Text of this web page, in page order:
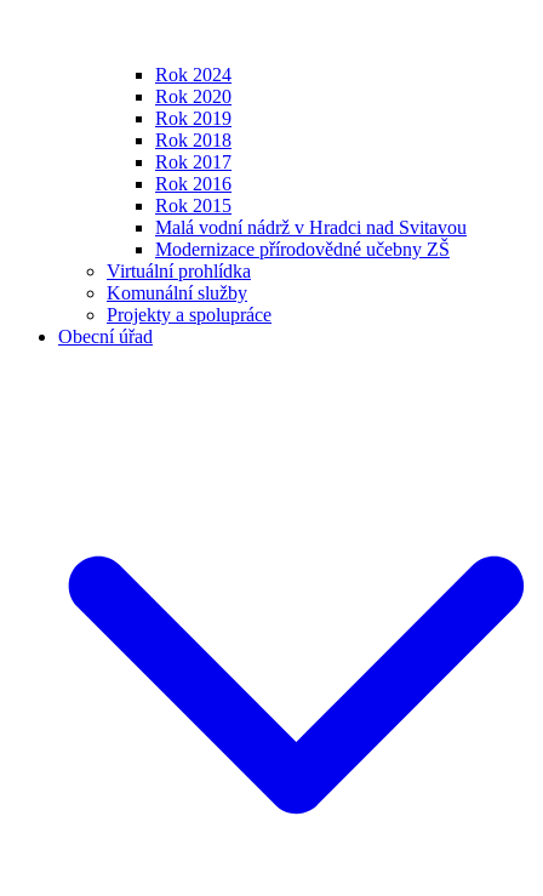
Rok 2024
Rok 2020
Rok 2019
Rok 2018
Rok 2017
Rok 2016
Rok 2015
Malá vodní nádrž v Hradci nad Svitavou
Modernizace přírodovědné učebny ZŠ
Virtuální prohlídka
Komunální služby
Projekty a spolupráce
Obecní úřad